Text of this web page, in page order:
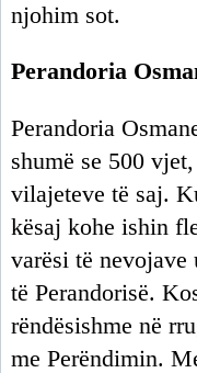
njohim sot.
Perandoria
Perandoria
shumë se 500
vilajeteve të saj.
kësaj kohe ishin
varësi të nevojave
të Perandorisë.
rëndësishme në
me Perëndimin.